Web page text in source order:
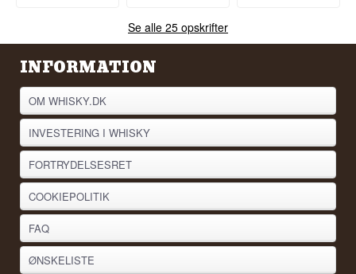
Se alle 25 opskrifter
INFORMATION
OM WHISKY.DK
INVESTERING I WHISKY
FORTRYDELSESRET
COOKIEPOLITIK
FAQ
ØNSKELISTE